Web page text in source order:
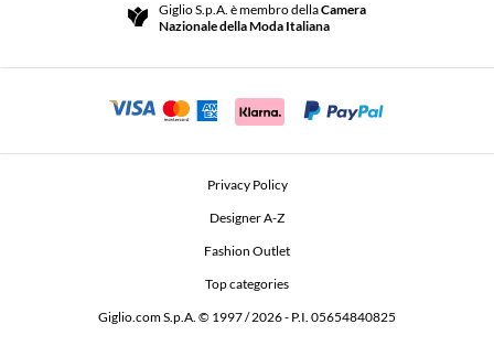
Beauty Seekers VIP Club
Termini e Condizioni di vendita
Comunicazione di sicurezza
Giglio S.p.A. è membro dellaCamera
Nazionale della Moda Italiana
Privacy Policy
Designer A-Z
Fashion Outlet
Top categories
Giglio.com S.p.A. © 1997 / 2026 - P.I. 05654840825